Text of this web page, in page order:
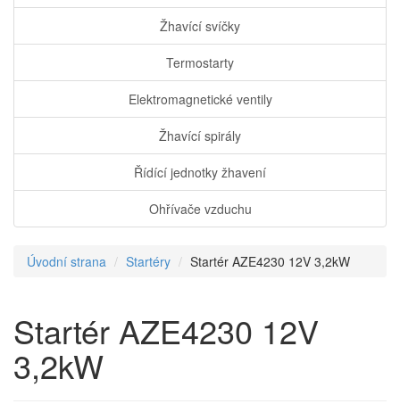
Žhavící svíčky
Termostarty
Elektromagnetické ventily
Žhavící spirály
Řídící jednotky žhavení
Ohřívače vzduchu
Úvodní strana Startéry Startér AZE4230 12V 3,2kW
Startér AZE4230 12V
3,2kW